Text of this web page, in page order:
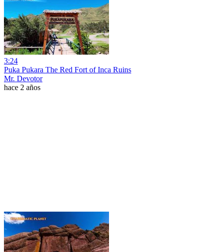
3:24
Puka Pukara The Red Fort of Inca Ruins
Mr. Devotor
hace 2 años